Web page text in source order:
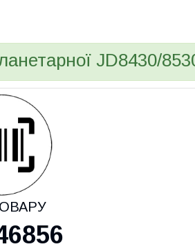
JD8430/